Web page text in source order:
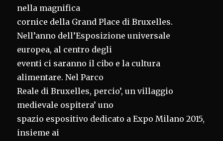
nella magnifica
cornice della Grand Place di Bruxelles.
Nell’anno dell’Esposizione universale
europea, al centro degli
eventi ci saranno il cibo e la cultura
alimentare. Nel Parco
Reale di Bruxelles, percio’, un villaggio
medievale ospitera’ uno
spazio espositivo dedicato a Expo Milano 2015,
insieme ai